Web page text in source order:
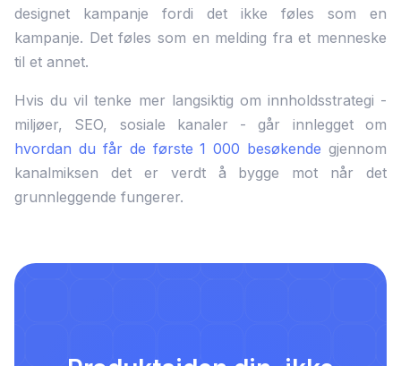
designet kampanje fordi det ikke føles som en
kampanje. Det føles som en melding fra et menneske
til et annet.
Hvis du vil tenke mer langsiktig om innholdsstrategi -
miljøer, SEO, sosiale kanaler - går innlegget om
hvordan du får de første 1 000 besøkende gjennom
kanalmiksen det er verdt å bygge mot når det
grunnleggende fungerer.